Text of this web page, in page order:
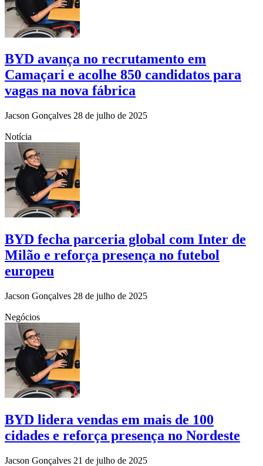
BYD avança no recrutamento em
Camaçari e acolhe 850 candidatos para
vagas na nova fábrica
Jacson Gonçalves 28 de julho de 2025
Notícia
BYD fecha parceria global com Inter de
Milão e reforça presença no futebol
europeu
Jacson Gonçalves 28 de julho de 2025
Negócios
BYD lidera vendas em mais de 100
cidades e reforça presença no Nordeste
Jacson Gonçalves 21 de julho de 2025